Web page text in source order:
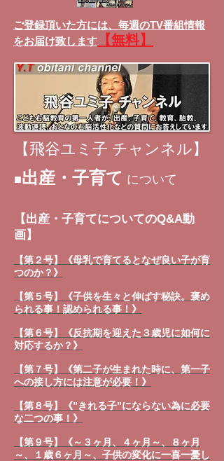
ご登録頂いた方には、 毎週のTV番組情報
をお届け致します
【無料】
【飛谷ユミ子 チャンネル】
■出産・子育て について
【出産・子育てについてのQ&A動
画】
【第２号】《母乳で育てるとなぜ良い子が育
つのか？》
【第５号】《子供を生々と伸ばす秘訣。褒め
られる事！認められる事！》
【第６号】《反抗期を迎えた３歳児に如何に
対応するか？》
【第７号】《第二子が生まれた時に、第一子
への接し方には注意が必要！》
【第８号】《”きれる子”にならない為に必要
な二つの事！》
【第９号】《～３ヶ月、４ヶ月～、８ヶ月
～、１歳６ヶ月～、子供の変化に一喜一憂し